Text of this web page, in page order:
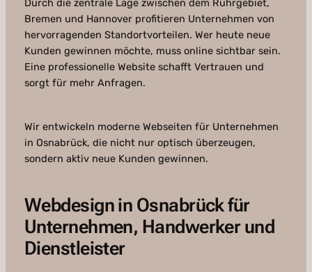
Durch die zentrale Lage zwischen dem Ruhrgebiet,
Bremen und Hannover profitieren Unternehmen von
hervorragenden Standortvorteilen. Wer heute neue
Kunden gewinnen möchte, muss online sichtbar sein.
Eine professionelle Website schafft Vertrauen und
sorgt für mehr Anfragen.
Wir entwickeln moderne Webseiten für Unternehmen
in Osnabrück, die nicht nur optisch überzeugen,
sondern aktiv neue Kunden gewinnen.
Webdesign in Osnabrück für
Unternehmen, Handwerker und
Dienstleister